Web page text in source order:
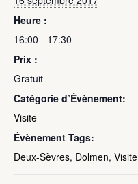
Heure :
16:00 - 17:30
Prix :
Gratuit
Catégorie d’Évènement:
Visite
Évènement Tags:
Deux-Sèvres, Dolmen, Visite